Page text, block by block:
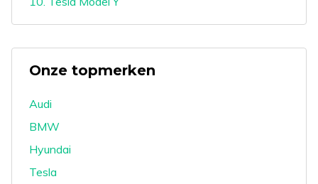
Onze topmerken
Audi
BMW
Hyundai
Tesla